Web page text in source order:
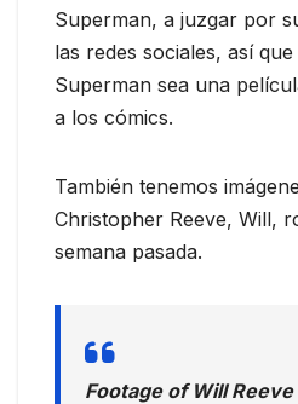
Superman, a juzgar por
las redes sociales, así
Superman sea una
a los cómics.
También tenemos
Christopher Reeve, Will,
semana pasada.
Footage of Will